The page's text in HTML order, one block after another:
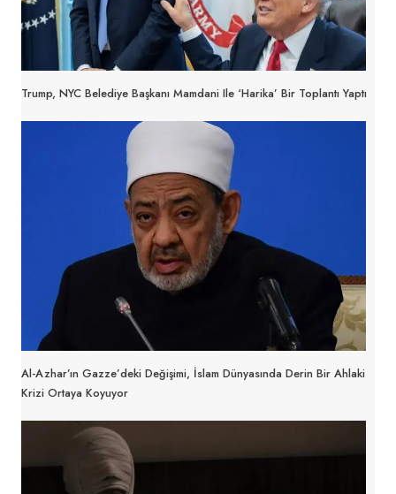
Trump, NYC Belediye Başkanı Mamdani Ile ‘harika’ Bir Toplantı Yaptı
Al-Azhar’ın Gazze’deki Değişimi, İslam Dünyasında Derin Bir Ahlaki
Krizi Ortaya Koyuyor